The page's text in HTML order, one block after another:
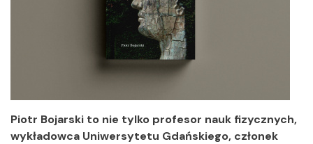
Piotr Bojarski to nie tylko profesor nauk fizycznych,
wykładowca Uniwersytetu Gdańskiego, członek